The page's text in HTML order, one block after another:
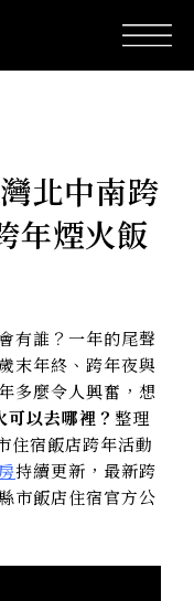
北中南跨
年煙火飯
有誰？一年的尾聲
末年終、跨年夜與
多麼令人興奮，想
以去哪裡？ 整理
住宿飯店跨年活動
持續更新，最新跨
市飯店住宿官方公